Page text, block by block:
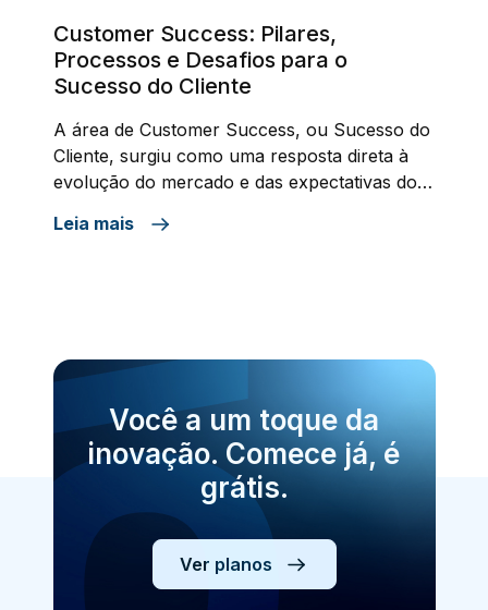
Customer Success: Pilares,
Processos e Desafios para o
Sucesso do Cliente
A área de Customer Success, ou Sucesso do
Cliente, surgiu como uma resposta direta à
evolução do mercado e das expectativas dos
crescimento do modelo de negócios baseado
Leia mais
Você a um toque da
inovação. Comece já, é
grátis.
Ver planos